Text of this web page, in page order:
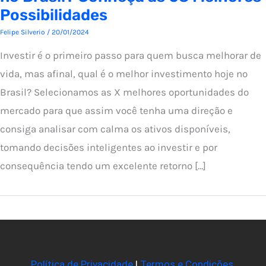
Possibilidades
Felipe Silverio / 20/01/2024
Investir é o primeiro passo para quem busca melhorar de
vida, mas afinal, qual é o melhor investimento hoje no
Brasil? Selecionamos as X melhores oportunidades do
mercado para que assim você tenha uma direção e
consiga analisar com calma os ativos disponíveis,
tomando decisões inteligentes ao investir e por
consequência tendo um excelente retorno […]